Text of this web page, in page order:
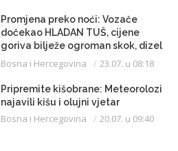
Promjena preko noći: Vozače
dočekao HLADAN TUŠ, cijene
goriva bilježe ogroman skok, dizel
uveliko prešao 3,20 KM
Bosna i Hercegovina 23.07. u 08:18
Pripremite kišobrane: Meteorolozi
najavili kišu i olujni vjetar
Bosna i Hercegovina 20.07. u 09:40